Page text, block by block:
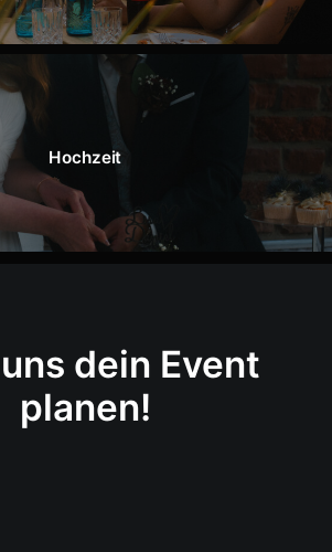
Hochzeit
dein Event
planen!